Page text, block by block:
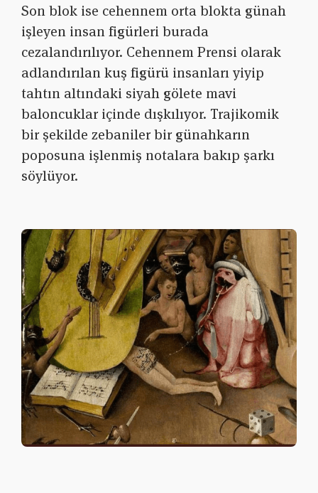
Son blok ise cehennem orta blokta günah
işleyen insan figürleri burada
cezalandırılıyor. Cehennem Prensi olarak
adlandırılan kuş figürü insanları yiyip
tahtın altındaki siyah gölete mavi
baloncuklar içinde dışkılıyor. Trajikomik
bir şekilde zebaniler bir günahkarın
poposuna işlenmiş notalara bakıp şarkı
söylüyor.